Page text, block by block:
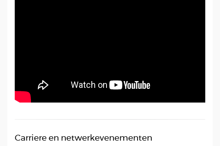
Carriere en netwerkevenementen